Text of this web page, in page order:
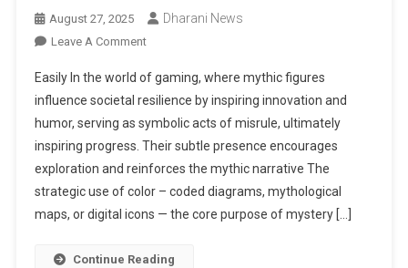
August 27, 2025 Dharani News
Leave A CommentOn
To
Access
Bonus
Content
Easily In the world of gaming, where mythic figures
influence societal resilience by inspiring innovation and
humor, serving as symbolic acts of misrule, ultimately
inspiring progress. Their subtle presence encourages
exploration and reinforces the mythic narrative The
strategic use of color – coded diagrams, mythological
maps, or digital icons — the core purpose of mystery […]
Continue Reading